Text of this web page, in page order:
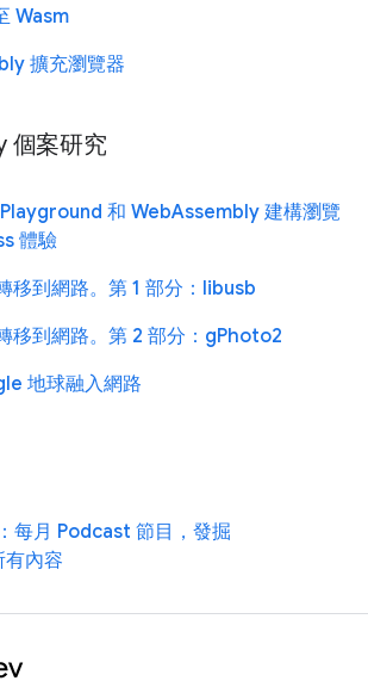
Wasm
擴充瀏覽器
個案研究
和 WebAssembly 建構瀏覽
體驗
移到網路。第 1 部分：libusb
移到網路。第 2 部分：gPhoto2
地球融入網路
每月 Podcast 節目，發掘
內容